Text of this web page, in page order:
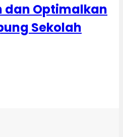
dan Optimalkan
Sekolah